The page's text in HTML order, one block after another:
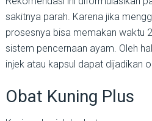
sakitnya parah. Karena jika
prosesnya bisa memakan waktu
sistem pencernaan ayam. Oleh
injek atau kapsul dapat dijadikan
Obat Kuning Plus